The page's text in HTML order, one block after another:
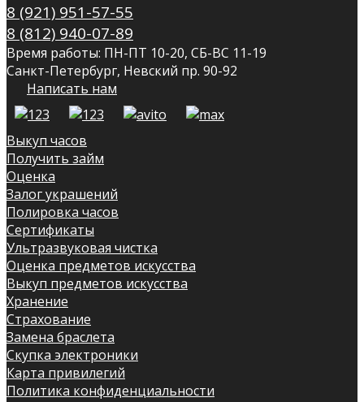
8 (921) 951-57-55
8 (812) 940-07-89
Время работы: ПН-ПТ 10-20, СБ-ВС 11-19
Санкт-Петербург, Невский пр. 90-92
Написать нам
Выкуп часов
Получить займ
Оценка
Залог украшений
Полировка часов
Сертификаты
Ультразвуковая чистка
Оценка предметов искусства
Выкуп предметов искусства
Хранение
Страхование
Замена браслета
Скупка электроники
Карта привилегий
Политика конфиденциальности